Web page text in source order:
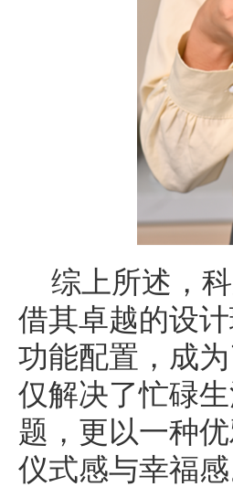
综上所述，
借其卓越的设
功能配置，成
仅解决了忙碌
题，更以一种
仪式感与幸福感